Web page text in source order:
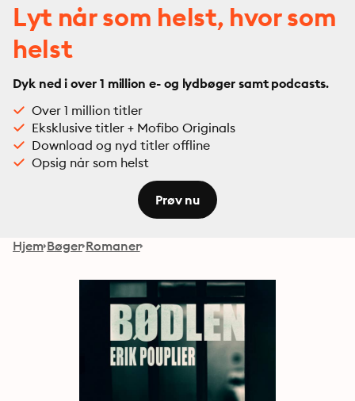
Lyt når som helst, hvor som
helst
Dyk ned i over 1 million e- og lydbøger samt podcasts.
Over 1 million titler
Eksklusive titler + Mofibo Originals
Download og nyd titler offline
Opsig når som helst
Prøv nu
Hjem Bøger Romaner